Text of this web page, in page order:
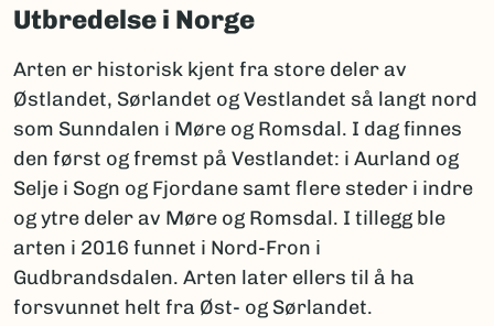
Utbredelse i Norge
Arten er historisk kjent fra store deler av
Østlandet, Sørlandet og Vestlandet så langt nord
som Sunndalen i Møre og Romsdal. I dag finnes
den først og fremst på Vestlandet: i Aurland og
Selje i Sogn og Fjordane samt flere steder i indre
og ytre deler av Møre og Romsdal. I tillegg ble
arten i 2016 funnet i Nord-Fron i
Gudbrandsdalen. Arten later ellers til å ha
forsvunnet helt fra Øst- og Sørlandet.